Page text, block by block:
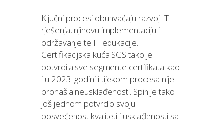
Ključni procesi obuhvaćaju razvoj IT
rješenja, njihovu implementaciju i
održavanje te IT edukacije.
Certifikacijska kuća SGS tako je
potvrdila sve segmente certifikata kao
i u 2023. godini i tijekom procesa nije
pronašla neusklađenosti. Spin je tako
još jednom potvrdio svoju
posvećenost kvaliteti i usklađenosti sa